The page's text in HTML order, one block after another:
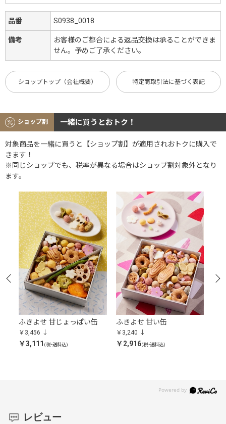
品番 S0938_0018
備考
お客様のご都合による返品交換は承ることができま
せん。予めご了承ください。
ショップトップ（会社概要） 特定商取引法に基づく表記
ショップ割 一緒に買うとおトク！
対象商品を一緒に買うと【ショップ割】が適用されおトクに購入で
きます！
※同じショップでも、税率が異なる場合はショップ割対象外となり
ます。
ふきよせ 甘じょっぱい缶
￥3,456
￥3,111 (税・送料込)
ふきよせ 甘い缶
￥3,240
￥2,916(税・送料込)
レビュー